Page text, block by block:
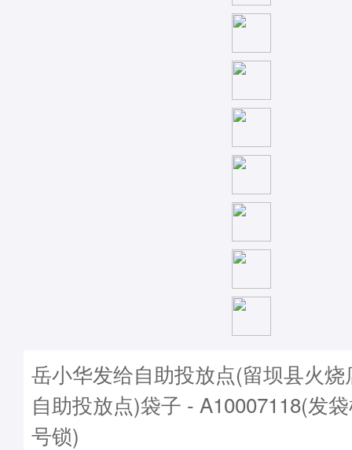
岳小华发给自助投放点(留坝县火
自助投放点)袋子 - A10007118(发
号锁)